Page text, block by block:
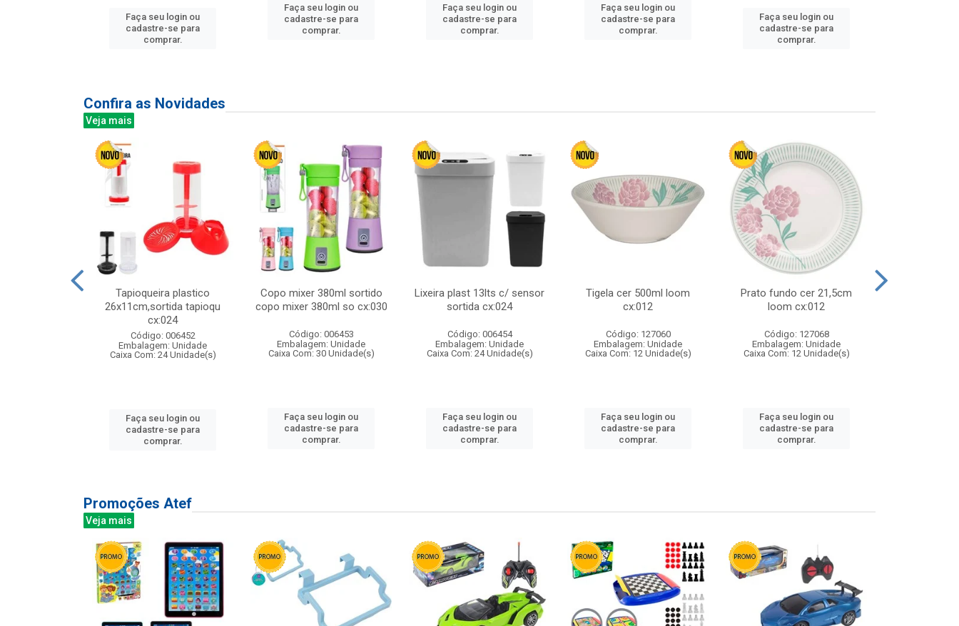
Faça seu login ou
cadastre-se para
comprar.
Faça seu login ou
cadastre-se para
comprar.
Faça seu login ou
cadastre-se para
comprar.
Faça seu login ou
cadastre-se para
comprar.
Faça seu login ou
cadastre-se para
comprar.
Confira as Novidades
Veja mais
Tapioqueira plastico
26x11cm,sortida tapioqu
cx:024
Código: 006452
Embalagem: Unidade
Caixa Com: 24 Unidade(s)
Faça seu login ou
cadastre-se para
comprar.
Copo mixer 380ml sortido
copo mixer 380ml so cx:030
Código: 006453
Embalagem: Unidade
Caixa Com: 30 Unidade(s)
Faça seu login ou
cadastre-se para
comprar.
Lixeira plast 13lts c/ sensor
sortida cx:024
Código: 006454
Embalagem: Unidade
Caixa Com: 24 Unidade(s)
Faça seu login ou
cadastre-se para
comprar.
Tigela cer 500ml loom
cx:012
Código: 127060
Embalagem: Unidade
Caixa Com: 12 Unidade(s)
Faça seu login ou
cadastre-se para
comprar.
Prato fundo cer 21,5cm
loom cx:012
Código: 127068
Embalagem: Unidade
Caixa Com: 12 Unidade(s)
Faça seu login ou
cadastre-se para
comprar.
Promoções Atef
Veja mais